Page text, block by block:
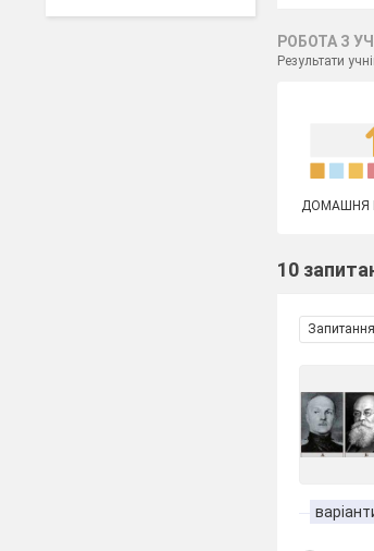
РОБОТА З
Результати
ДОМАШНЯ
10